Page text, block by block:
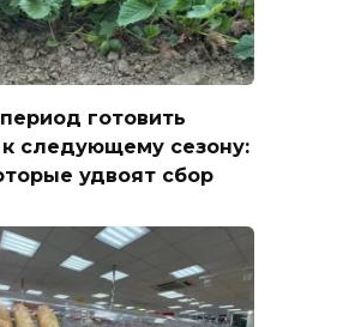
готовить
к следующему сезону:
удвоят сбор